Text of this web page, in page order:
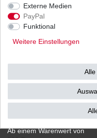
Ab einem Warenwert von
Externe Medien
PayPal
Funktional
Weitere Einstellungen